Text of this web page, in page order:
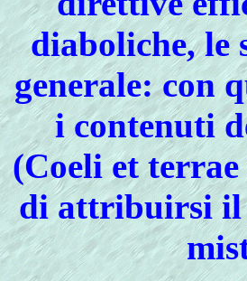
diaboliche, le
generale: con
i contenuti
(Coeli et
di attribuirsi il